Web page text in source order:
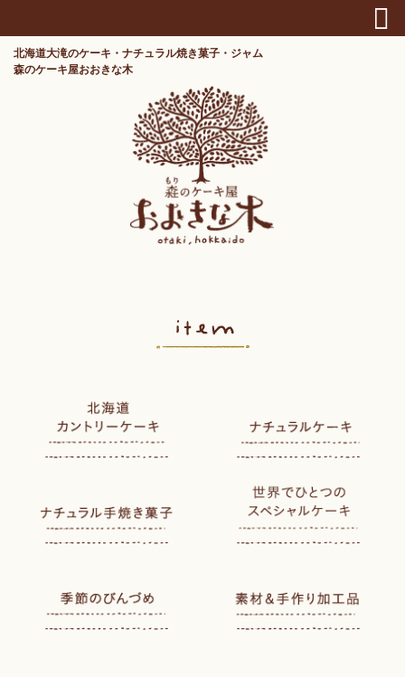
北海道大滝のケーキ・ナチュラル焼き菓子・ジャム
森のケーキ屋おおきな木